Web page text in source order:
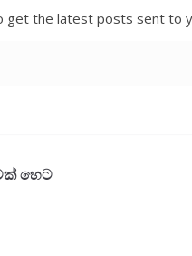
get the latest posts sent to
හෙට